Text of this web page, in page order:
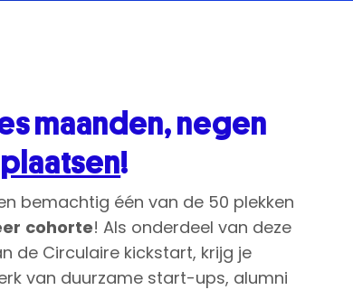
maanden, negen
!
bemachtig één van de 50 plekken
cohorte! Als onderdeel van deze
de Circulaire kickstart, krijg je
van duurzame start-ups, alumni